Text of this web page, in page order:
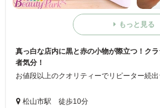
もっと見る
真っ白な店内に黒と赤の小物が際立つ！ク
者気分！
松山市駅 徒歩10分